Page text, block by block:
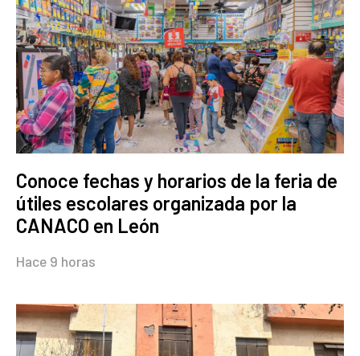
Conoce fechas y horarios de la feria de
útiles escolares organizada por la
CANACO en León
Hace 9 horas